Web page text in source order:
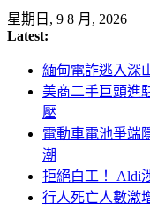
Skip
to
content
星期日, 9 8 月, 2026
Latest:
緬甸電詐逃入深
美商二手巨頭進
壓
電動車電池爭端
潮
拒絕白工！ Aldi
行人死亡人數激